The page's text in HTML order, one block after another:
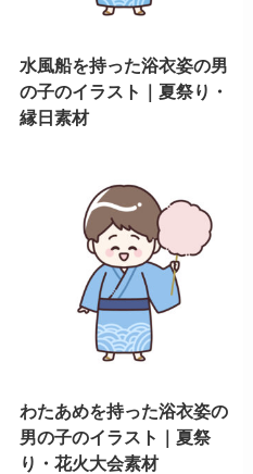
水風船を持った浴衣姿の男
の子のイラスト｜夏祭り・
縁日素材
わたあめを持った浴衣姿の
男の子のイラスト｜夏祭
り・花火大会素材